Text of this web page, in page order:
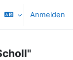
Anmelden